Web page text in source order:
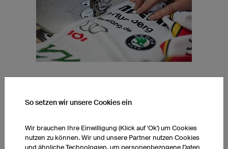
Unsere Näherinnen sind auf individuelle Produkte spezialisiert.
unserer Funktionsstoffe sowie die hohe Qualität und
gleichbleibende Passform unserer Produkte garantieren.
So setzen wir unsere Cookies ein
Wir brauchen Ihre Einwilligung (Klick auf 'Ok') um Cookies
nutzen zu können. Wir und unsere Partner nutzen Cookies
und ähnliche Technologien, um personenbezogene Daten